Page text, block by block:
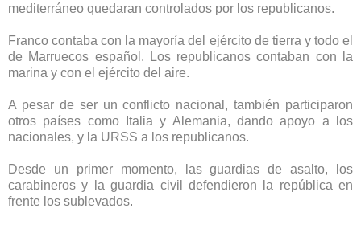
mediterráneo quedaran controlados por los republicanos.
Franco contaba con la mayoría del ejército de tierra y todo el
de Marruecos español. Los republicanos contaban con la
marina y con el ejército del aire.
A pesar de ser un conflicto nacional, también participaron
otros países como Italia y Alemania, dando apoyo a los
nacionales, y la URSS a los republicanos.
Desde un primer momento, las guardias de asalto, los
carabineros y la guardia civil defendieron la república en
frente los sublevados.